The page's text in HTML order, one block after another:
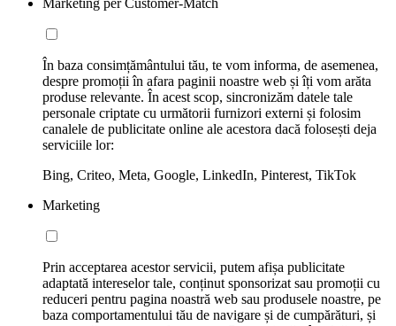
În baza consimțământului tău, te vom informa, de asemenea,
despre promoții în afara paginii noastre web și îți vom arăta
produse relevante. În acest scop, sincronizăm datele tale
personale criptate cu următorii furnizori externi și folosim
canalele de publicitate online ale acestora dacă folosești deja
serviciile lor:
Bing, Criteo, Meta, Google, LinkedIn, Pinterest, TikTok
Marketing
Prin acceptarea acestor servicii, putem afișa publicitate
adaptată intereselor tale, conținut sponsorizat sau promoții cu
reduceri pentru pagina noastră web sau produsele noastre, pe
baza comportamentului tău de navigare și de cumpărături, și